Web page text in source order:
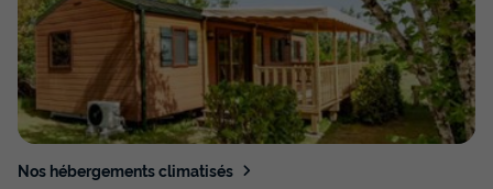
Nos hébergements climatisés